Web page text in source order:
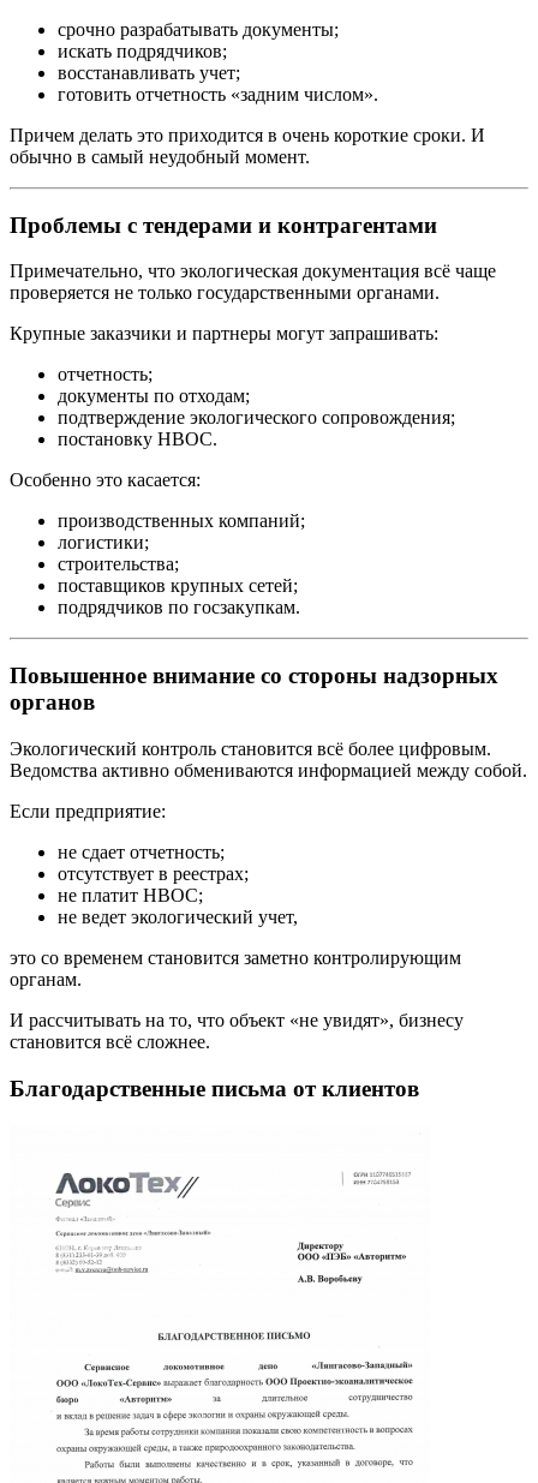
срочно разрабатывать документы;
искать подрядчиков;
восстанавливать учет;
готовить отчетность «задним числом».
Причем делать это приходится в очень короткие сроки. И
обычно в самый неудобный момент.
Проблемы с тендерами и контрагентами
Примечательно, что экологическая документация всё чаще
проверяется не только государственными органами.
Крупные заказчики и партнеры могут запрашивать:
отчетность;
документы по отходам;
подтверждение экологического сопровождения;
постановку НВОС.
Особенно это касается:
производственных компаний;
логистики;
строительства;
поставщиков крупных сетей;
подрядчиков по госзакупкам.
Повышенное внимание со стороны надзорных
органов
Экологический контроль становится всё более цифровым.
Ведомства активно обмениваются информацией между собой.
Если предприятие:
не сдает отчетность;
отсутствует в реестрах;
не платит НВОС;
не ведет экологический учет,
это со временем становится заметно контролирующим
органам.
И рассчитывать на то, что объект «не увидят», бизнесу
становится всё сложнее.
Благодарственные письма от клиентов